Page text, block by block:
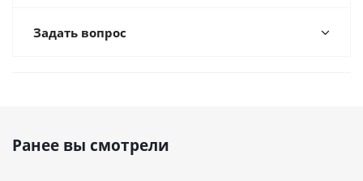
Задать вопрос
Ранее вы смотрели